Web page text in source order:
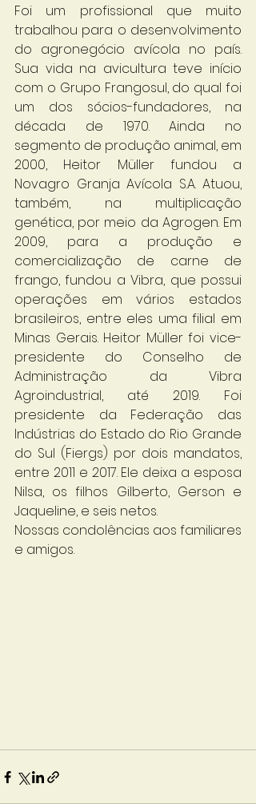
Foi um profissional que muito
trabalhou para o desenvolvimento
do agronegócio avícola no país.
Sua vida na avicultura teve início
com o Grupo Frangosul, do qual foi
um dos sócios-fundadores, na
década de 1970. Ainda no
segmento de produção animal, em
2000, Heitor Müller fundou a
Novagro Granja Avícola S.A. Atuou,
também, na multiplicação
genética, por meio da Agrogen. Em
2009, para a produção e
comercialização de carne de
frango, fundou a Vibra, que possui
operações em vários estados
brasileiros, entre eles uma filial em
Minas Gerais. Heitor Müller foi vice-
presidente do Conselho de
Administração da Vibra
Agroindustrial, até 2019. Foi
presidente da Federação das
Indústrias do Estado do Rio Grande
do Sul (Fiergs) por dois mandatos,
entre 2011 e 2017. Ele deixa a esposa
Nilsa, os filhos Gilberto, Gerson e
Jaqueline, e seis netos.
Nossas condolências aos familiares
e amigos.